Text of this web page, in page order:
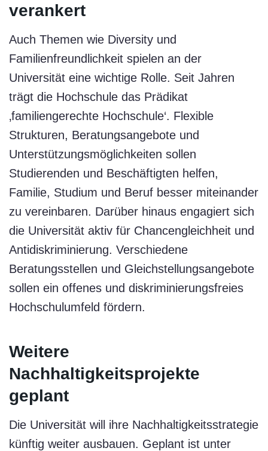
verankert
Auch Themen wie Diversity und
Familienfreundlichkeit spielen an der
Universität eine wichtige Rolle. Seit Jahren
trägt die Hochschule das Prädikat
‚familiengerechte Hochschule‘. Flexible
Strukturen, Beratungsangebote und
Unterstützungsmöglichkeiten sollen
Studierenden und Beschäftigten helfen,
Familie, Studium und Beruf besser miteinander
zu vereinbaren. Darüber hinaus engagiert sich
die Universität aktiv für Chancengleichheit und
Antidiskriminierung. Verschiedene
Beratungsstellen und Gleichstellungsangebote
sollen ein offenes und diskriminierungsfreies
Hochschulumfeld fördern.
Weitere
Nachhaltigkeitsprojekte
geplant
Die Universität will ihre Nachhaltigkeitsstrategie
künftig weiter ausbauen. Geplant ist unter